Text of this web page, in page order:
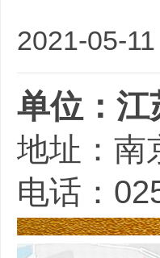
2021-05-
单位：江
地址：南
电话：